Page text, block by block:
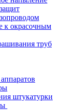
к окрасочным
труб
штукатурки